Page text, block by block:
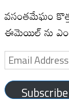
వసంతమేఘం
ఈమెయిల్ ను
Email
Address
Subscribe